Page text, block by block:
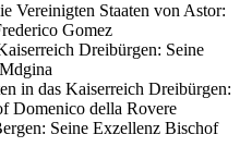
Vereinigten Staaten von Astor:
Gomez
Dreibürgen: Seine
in das Kaiserreich Dreibürgen:
Domenico della Rovere
Seine Exzellenz Bischof